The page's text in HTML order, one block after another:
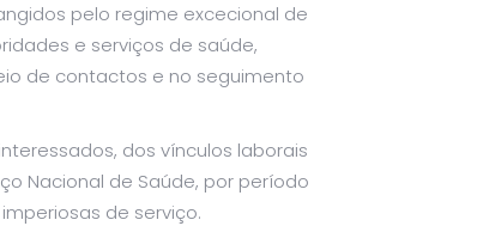
pelo regime excecional de
e serviços de saúde,
de contactos e no seguimento
dos vínculos laborais
Nacional de Saúde, por período
de serviço.